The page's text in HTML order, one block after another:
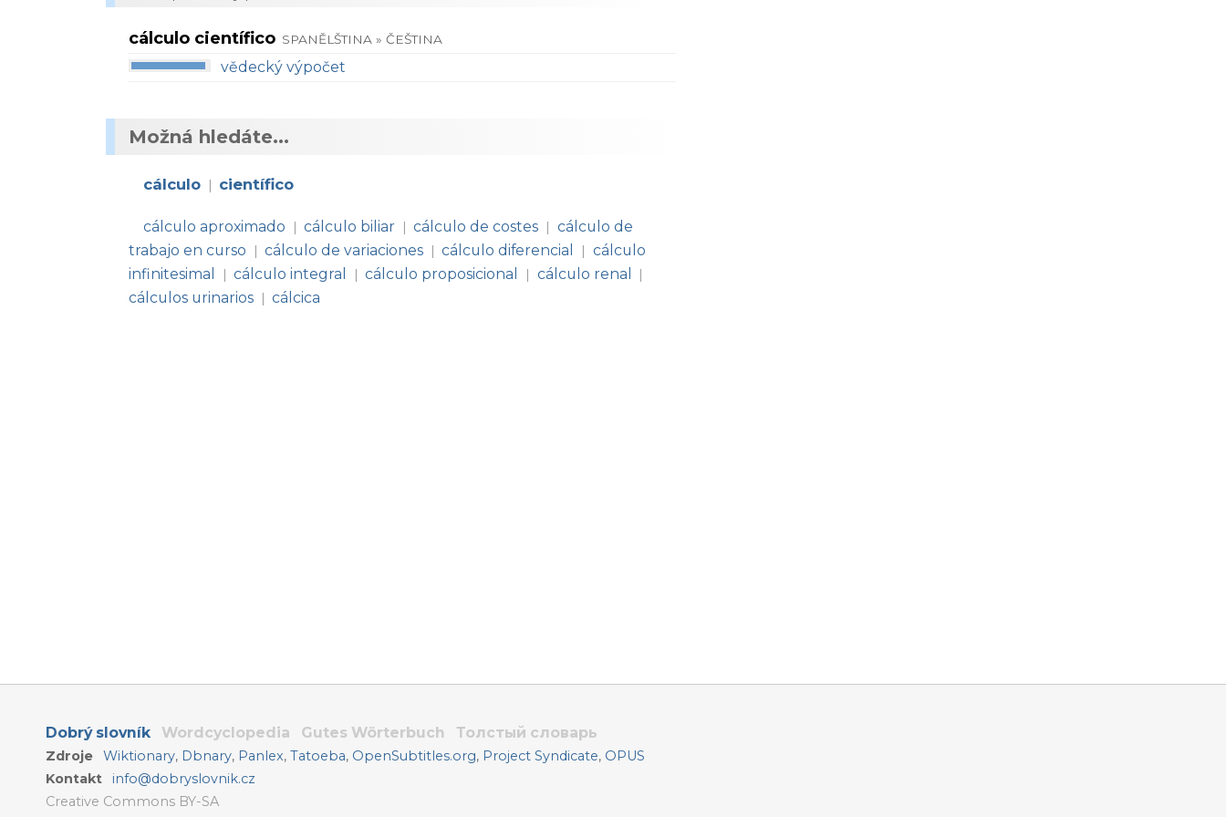
cálculo científico SPANĚLŠTINA » ČEŠTINA
vědecký výpočet
Možná hledáte...
cálculo | científico
cálculo aproximado | cálculo biliar | cálculo de costes | cálculo de
trabajo en curso
| cálculo de variaciones | cálculo diferencial | cálculo
infinitesimal
| cálculo integral | cálculo proposicional | cálculo renal |
cálculos urinarios | cálcica
Dobrý slovník Wordcyclopedia Gutes Wörterbuch Толстый словарь
Zdroje Wiktionary, Dbnary, Panlex,Tatoeba, OpenSubtitles.org, Project Syndicate, OPUS
Kontakt
info@dobryslovnik.cz
Creative Commons BY-SA